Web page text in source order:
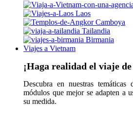
Laos
Camboya
Tailandia
Birmania
Viajes a Vietnam
¡Haga realidad el viaje de
Descubra en nuestras
módulos que mejor se adapten a
su medida.